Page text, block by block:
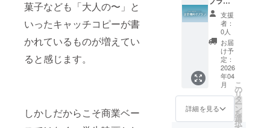
菓子なども「大人の〜」と
いったキャッチコピーが書
かれているものが増えてい
ると感じます。
しかしだからこそ商業ベー
してお
りま
す。）
ゴ入り
A4クリ
アファ
イルで
す。 ▷
メイキ
ング写
真につ
いて 撮
影期間
中のメ
ナーの
掲載は
不可 ・
文字サ
イズ：
中 ・支
援時、
必ず備
考欄に
希望さ
れるお
名前を
ご記入
待券 ▷
エンド
ロール
（中）
につい
て ・映
画内の
エンド
ロール
にて、
支援者
様のお
名前
ン】※本
編映像
URL付
き 映画
内のエ
ンド
ロール
にて、
支援者
様のお
名前
（ニッ
クネー
支援
者：
0人
お届
け予
定：
2026
年04
月
詳細を見る
こ
の
リ
タ
ー
ン
を
選
択